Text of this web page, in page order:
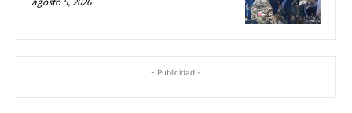
- Publicidad -